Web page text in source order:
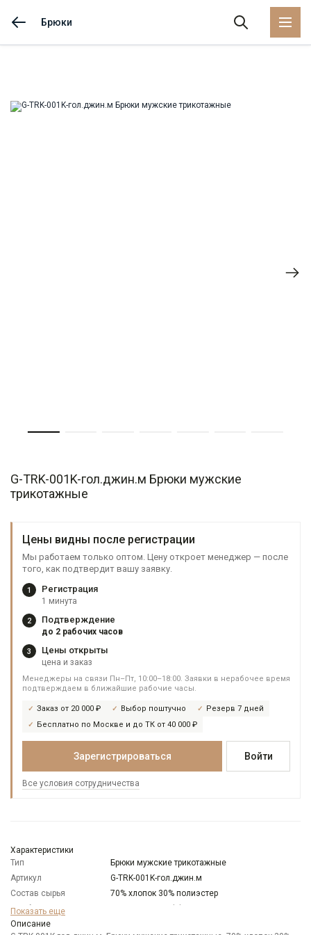
Брюки
G-TRK-001K-гол.джин.м Брюки мужские
трикотажные
Цены видны после регистрации
Мы работаем только оптом. Цену откроет менеджер — после
того, как подтвердит вашу заявку.
1 Регистрация
1 минута
2 Подтверждение
до 2 рабочих часов
3 Цены открыты
цена и заказ
Менеджеры на связи Пн–Пт, 10:00–18:00. Заявки в нерабочее время
подтверждаем в ближайшие рабочие часы.
Заказ от 20 000 ₽ Выбор поштучно
Резерв 7 дней
Бесплатно по Москве и до ТК от 40 000 ₽
Зарегистрироваться Войти
Все условия сотрудничества
Характеристики
Тип
Брюки мужские трикотажные
Артикул
G-TRK-001K-гол.джин.м
Состав сырья
70% хлопок 30% полиэстер
Особенности
ткани
Показать еще
Описание